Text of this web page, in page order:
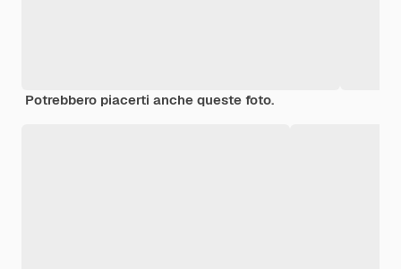
Potrebbero piacerti anche queste foto.